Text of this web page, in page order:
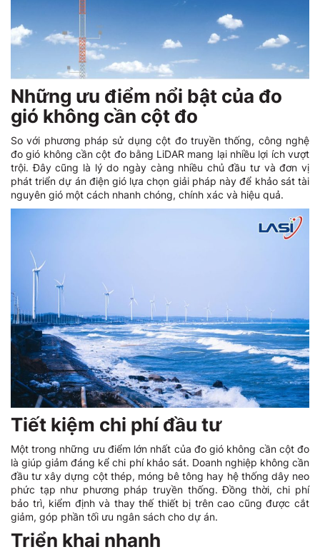
Những ưu điểm nổi bật của đo
gió không cần cột đo
So với phương pháp sử dụng cột đo truyền thống, công nghệ
đo gió không cần cột đo bằng LiDAR mang lại nhiều lợi ích vượt
trội. Đây cũng là lý do ngày càng nhiều chủ đầu tư và đơn vị
phát triển dự án điện gió lựa chọn giải pháp này để khảo sát tài
nguyên gió một cách nhanh chóng, chính xác và hiệu quả.
Tiết kiệm chi phí đầu tư
Một trong những ưu điểm lớn nhất của đo gió không cần cột đo
là giúp giảm đáng kể chi phí khảo sát. Doanh nghiệp không cần
đầu tư xây dựng cột thép, móng bê tông hay hệ thống dây neo
phức tạp như phương pháp truyền thống. Đồng thời, chi phí
bảo trì, kiểm định và thay thế thiết bị trên cao cũng được cắt
giảm, góp phần tối ưu ngân sách cho dự án.
Triển khai nhanh